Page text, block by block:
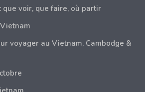
que voir, que faire, où partir
voyager au Vietnam, Cambodge &